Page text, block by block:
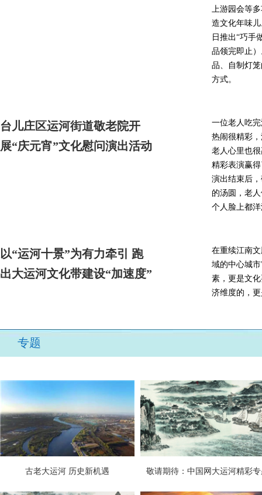
上游园会等
造文化年味
日推出“巧手
品领完即止
品、自制灯
方式。
台儿庄区运河街道敬老院开
展“庆元宵”文化慰问演出活动
一位老人吃
热闹很精彩
老人心里也
精彩表演赢
演出结束后
的汤圆，老
个人脸上都
以“运河十景”为有力牵引 跑
出大运河文化带建设“加速度”
在重续江南
域的中心城
素，更是文
济维度的，